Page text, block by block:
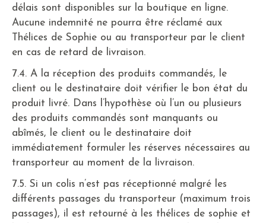
délais sont disponibles sur la boutique en ligne.
Aucune indemnité ne pourra être réclamé aux
Thélices de Sophie ou au transporteur par le client
en cas de retard de livraison.
7.4. A la réception des produits commandés, le
client ou le destinataire doit vérifier le bon état du
produit livré. Dans l’hypothèse où l’un ou plusieurs
des produits commandés sont manquants ou
abîmés, le client ou le destinataire doit
immédiatement formuler les réserves nécessaires au
transporteur au moment de la livraison.
7.5. Si un colis n’est pas réceptionné malgré les
différents passages du transporteur (maximum trois
passages), il est retourné à les thélices de sophie et